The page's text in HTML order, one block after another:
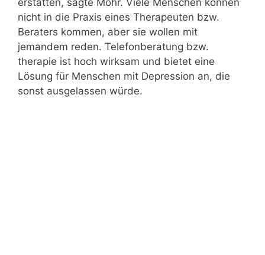
erstatten, sagte Mohr. Viele Menschen können
nicht in die Praxis eines Therapeuten bzw.
Beraters kommen, aber sie wollen mit
jemandem reden. Telefonberatung bzw.
therapie ist hoch wirksam und bietet eine
Lösung für Menschen mit Depression an, die
sonst ausgelassen würde.